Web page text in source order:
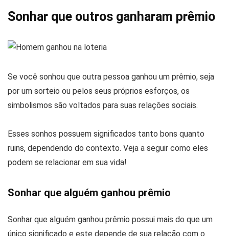
Sonhar que outros ganharam prêmio
Se você sonhou que outra pessoa ganhou um prêmio, seja
por um sorteio ou pelos seus próprios esforços, os
simbolismos são voltados para suas relações sociais.
Esses sonhos possuem significados tanto bons quanto
ruins, dependendo do contexto. Veja a seguir como eles
podem se relacionar em sua vida!
Sonhar que alguém ganhou prêmio
Sonhar que alguém ganhou prêmio possui mais do que um
único significado e este depende de sua relação com o